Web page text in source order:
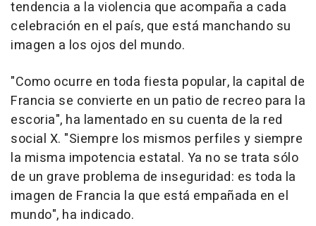
tendencia a la violencia que acompaña a cada
celebración en el país, que está manchando su
imagen a los ojos del mundo.
"Como ocurre en toda fiesta popular, la capital de
Francia se convierte en un patio de recreo para la
escoria", ha lamentado en su cuenta de la red
social X. "Siempre los mismos perfiles y siempre
la misma impotencia estatal. Ya no se trata sólo
de un grave problema de inseguridad: es toda la
imagen de Francia la que está empañada en el
mundo", ha indicado.